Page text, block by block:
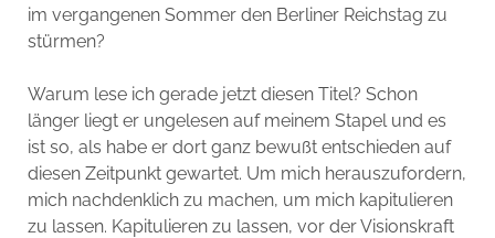
im vergangenen Sommer den Berliner Reichstag zu
stürmen?
Warum lese ich gerade jetzt diesen Titel? Schon
länger liegt er ungelesen auf meinem Stapel und es
ist so, als habe er dort ganz bewußt entschieden auf
diesen Zeitpunkt gewartet. Um mich herauszufordern,
mich nachdenklich zu machen, um mich kapitulieren
zu lassen. Kapitulieren zu lassen, vor der Visionskraft